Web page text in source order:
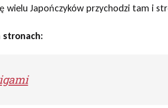
wielu Japończyków przychodzi tam i
stronach: